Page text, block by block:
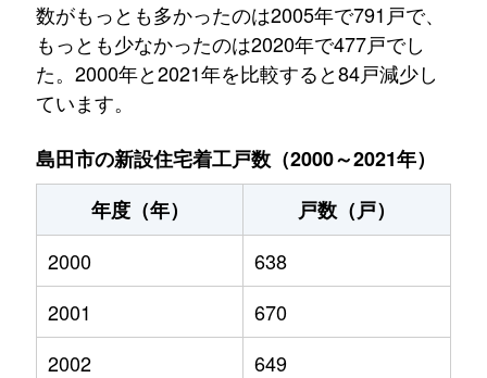
数がもっとも多かったのは2005年で791戸で、
もっとも少なかったのは2020年で477戸でし
た。2000年と2021年を比較すると84戸減少し
ています。
島田市の新設住宅着工戸数（2000～2021年）
年度（年）
戸数（戸）
2000
638
2001
670
2002
649